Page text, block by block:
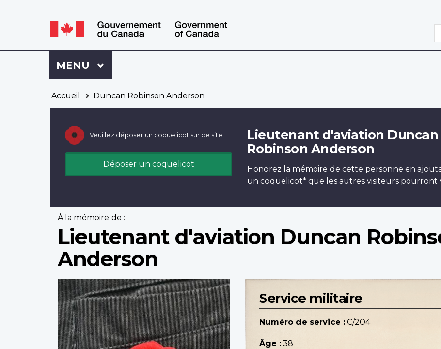
Language
switcher
Language
switcher
Se
connecter
à
Dossier
Menu
MENU PRINCIPAL
Accueil Duncan Robinson Anderson
Veuillez déposer un coquelicot sur ce site.
Déposer un coquelicot
Lieutenant d'aviation Duncan
Robinson Anderson
Honorez la mémoire de cette personne en
un coquelicot* que les autres visiteurs pourront
À la mémoire de :
Lieutenant d'aviation Duncan
Anderson
Profile
image
Service militaire
Numéro de service : C/204
Âge : 38